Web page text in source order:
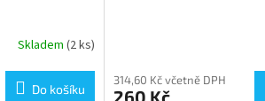
Skladem (2 ks)
Do košíku
314,60 Kč včetně DPH